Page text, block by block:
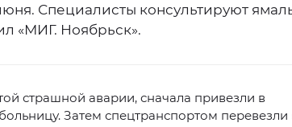
Специалисты консультируют
«МИГ. Ноябрьск».
страшной аварии, сначала привезли в
Затем спецтранспортом перевезли